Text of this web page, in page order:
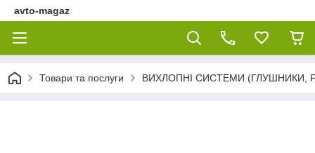
avto-magaz
Товари та послуги ВИХЛОПНІ СИСТЕМИ (ГЛУШНИКИ,